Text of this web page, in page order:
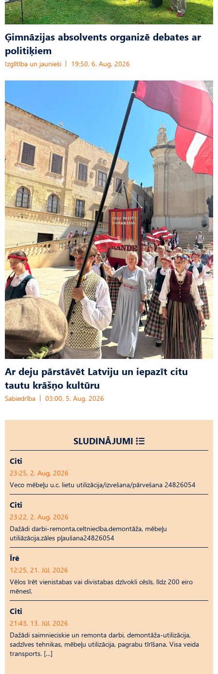
Ģimnāzijas absolvents organizē debates ar
politiķiem
Izglītība un jaunieši 19:50, 6. Aug, 2026
Ar deju pārstāvēt Latviju un iepazīt citu
tautu krāšņo kultūru
Sabiedrība 03:00, 5. Aug, 2026
SLUDINĀJUMI
Citi
23:25, 2. Aug, 2026
Veco mēbeļu u.c. lietu utilizācija/izvešana/pārvešana 24826054
Citi
23:22, 2. Aug, 2026
Dažādi darbi-remonta,celtniecība,demontāža, mēbeļu
utiliāzācija,zāles pļaušana24826054
Īrē
12:25, 21. Jūl, 2026
Vēlos īrēt vienistabas vai divistabas dzīvokli cēsīs, līdz 200 eiro
mēnesī.
Citi
21:43, 13. Jūl, 2026
Dažādi saimnieciskie un remonta darbi, demontāža-utilizācija,
sadzīves tehnikas, mēbeļu utilizācija, pagrabu tīrīšana. Visa veida
transports. […]